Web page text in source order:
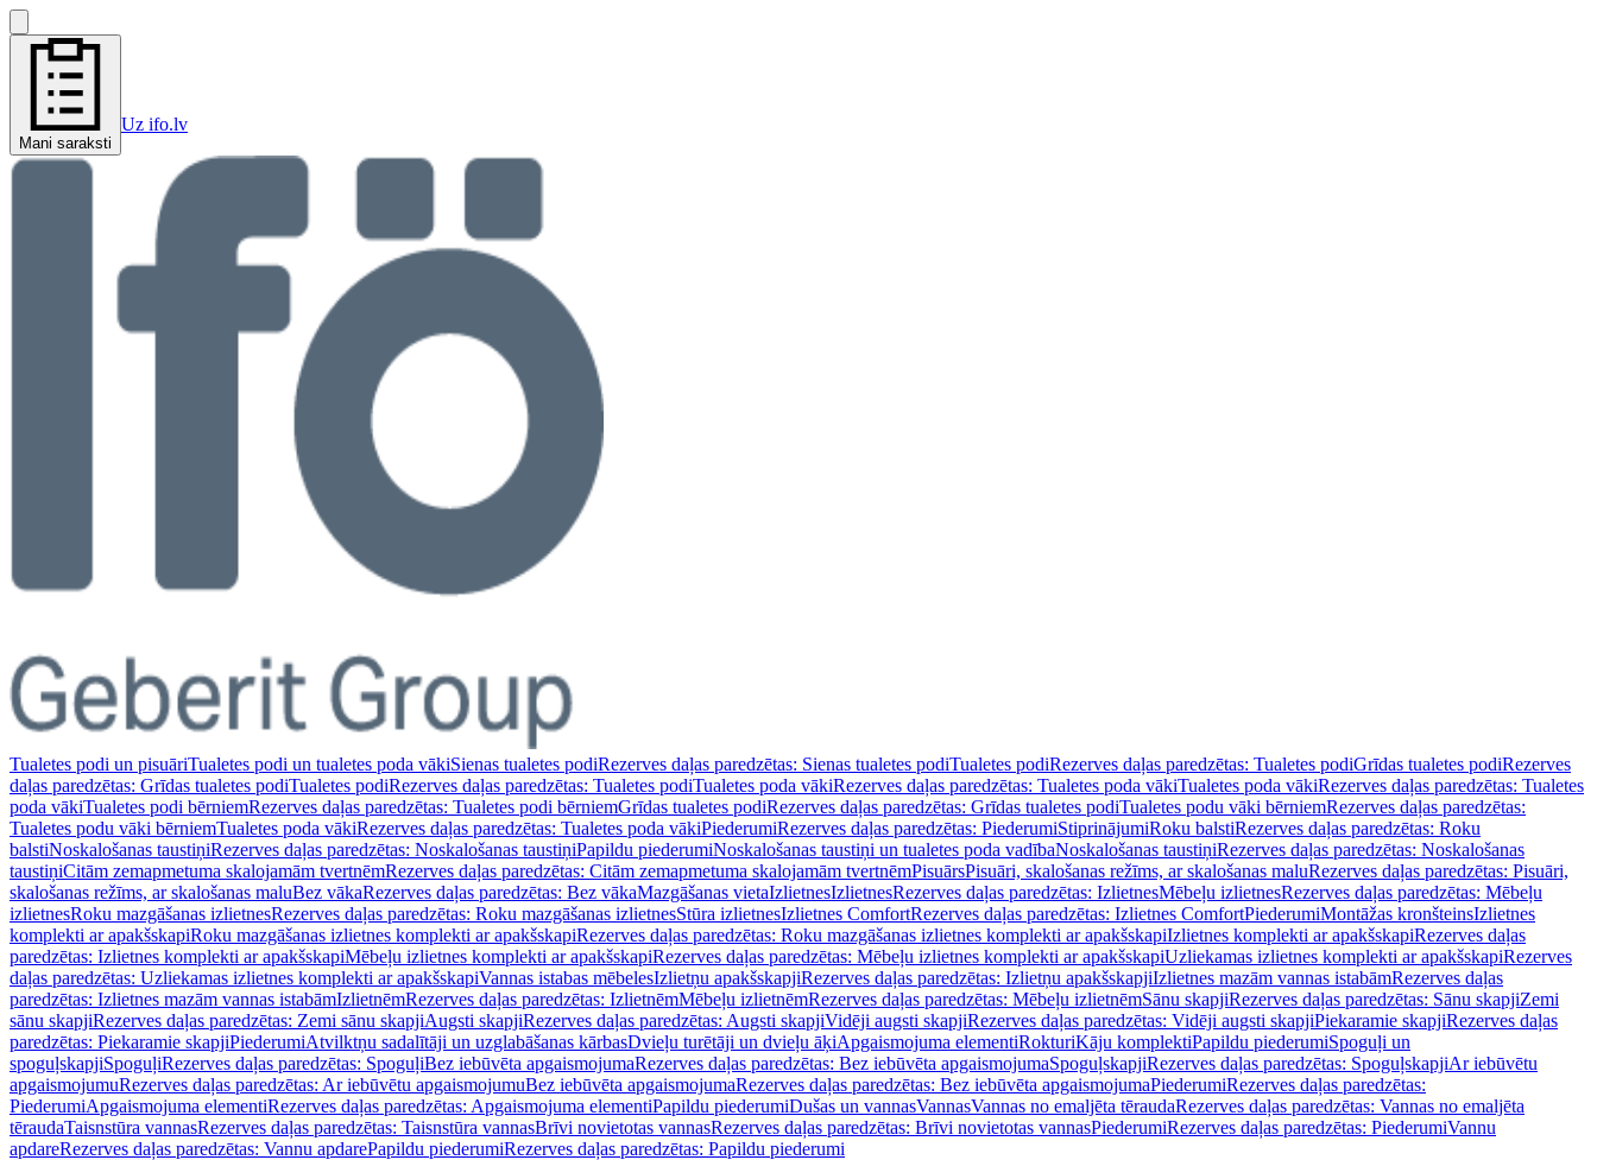
Mani saraksti
Uz ifo.lv
Tualetes podi un pisuāriTualetes podi un tualetes poda vākiSienas tualetes podiRezerves daļas paredzētas: Sienas tualetes podiTualetes podiRezerves daļas paredzētas: Tualetes podiGrīdas tualetes podiRezerves
daļas paredzētas: Grīdas tualetes podiTualetes podiRezerves daļas paredzētas: Tualetes podiTualetes poda vākiRezerves daļas paredzētas: Tualetes poda vākiTualetes poda vākiRezerves daļas paredzētas: Tualetes
poda vākiTualetes podi bērniemRezerves daļas paredzētas: Tualetes podi bērniemGrīdas tualetes podiRezerves daļas paredzētas: Grīdas tualetes podiTualetes podu vāki bērniemRezerves daļas paredzētas:
Tualetes podu vāki bērniemTualetes poda vākiRezerves daļas paredzētas: Tualetes poda vākiPiederumiRezerves daļas paredzētas: PiederumiStiprinājumiRoku balstiRezerves daļas paredzētas: Roku
balstiNoskalošanas taustiņiRezerves daļas paredzētas: Noskalošanas taustiņiPapildu piederumiNoskalošanas taustiņi un tualetes poda vadībaNoskalošanas taustiņiRezerves daļas paredzētas: Noskalošanas
taustiņiCitām zemapmetuma skalojamām tvertnēmRezerves daļas paredzētas: Citām zemapmetuma skalojamām tvertnēmPisuārsPisuāri, skalošanas režīms, ar skalošanas maluRezerves daļas paredzētas: Pisuāri,
skalošanas režīms, ar skalošanas maluBez vākaRezerves daļas paredzētas: Bez vākaMazgāšanas vietaIzlietnesIzlietnesRezerves daļas paredzētas: IzlietnesMēbeļu izlietnesRezerves daļas paredzētas: Mēbeļu
izlietnesRoku mazgāšanas izlietnesRezerves daļas paredzētas: Roku mazgāšanas izlietnesStūra izlietnesIzlietnes ComfortRezerves daļas paredzētas: Izlietnes ComfortPiederumiMontāžas kronšteinsIzlietnes
komplekti ar apakšskapiRoku mazgāšanas izlietnes komplekti ar apakšskapiRezerves daļas paredzētas: Roku mazgāšanas izlietnes komplekti ar apakšskapiIzlietnes komplekti ar apakšskapiRezerves daļas
paredzētas: Izlietnes komplekti ar apakšskapiMēbeļu izlietnes komplekti ar apakšskapiRezerves daļas paredzētas: Mēbeļu izlietnes komplekti ar apakšskapiUzliekamas izlietnes komplekti ar apakšskapiRezerves
daļas paredzētas: Uzliekamas izlietnes komplekti ar apakšskapiVannas istabas mēbelesIzlietņu apakšskapjiRezerves daļas paredzētas: Izlietņu apakšskapjiIzlietnes mazām vannas istabāmRezerves daļas
paredzētas: Izlietnes mazām vannas istabāmIzlietnēmRezerves daļas paredzētas: IzlietnēmMēbeļu izlietnēmRezerves daļas paredzētas: Mēbeļu izlietnēmSānu skapjiRezerves daļas paredzētas: Sānu skapjiZemi
sānu skapjiRezerves daļas paredzētas: Zemi sānu skapjiAugsti skapjiRezerves daļas paredzētas: Augsti skapjiVidēji augsti skapjiRezerves daļas paredzētas: Vidēji augsti skapjiPiekaramie skapjiRezerves daļas
paredzētas: Piekaramie skapjiPiederumiAtvilktņu sadalītāji un uzglabāšanas kārbasDvieļu turētāji un dvieļu āķiApgaismojuma elementiRokturiKāju komplektiPapildu piederumiSpoguļi un
spoguļskapjiSpoguļiRezerves daļas paredzētas: SpoguļiBez iebūvēta apgaismojumaRezerves daļas paredzētas: Bez iebūvēta apgaismojumaSpoguļskapjiRezerves daļas paredzētas: SpoguļskapjiAr iebūvētu
apgaismojumuRezerves daļas paredzētas: Ar iebūvētu apgaismojumuBez iebūvēta apgaismojumaRezerves daļas paredzētas: Bez iebūvēta apgaismojumaPiederumiRezerves daļas paredzētas:
PiederumiApgaismojuma elementiRezerves daļas paredzētas: Apgaismojuma elementiPapildu piederumiDušas un vannasVannasVannas no emaljēta tēraudaRezerves daļas paredzētas: Vannas no emaljēta
tēraudaTaisnstūra vannasRezerves daļas paredzētas: Taisnstūra vannasBrīvi novietotas vannasRezerves daļas paredzētas: Brīvi novietotas vannasPiederumiRezerves daļas paredzētas: PiederumiVannu
apdareRezerves daļas paredzētas: Vannu apdarePapildu piederumiRezerves daļas paredzētas: Papildu piederumi